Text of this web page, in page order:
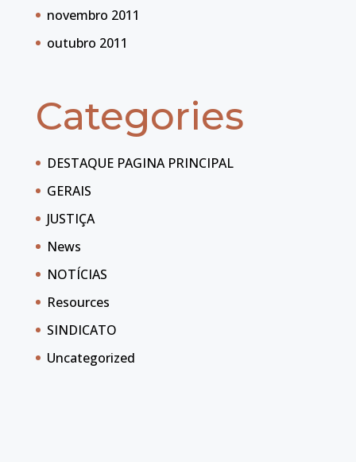
novembro 2011
outubro 2011
Categories
DESTAQUE PAGINA PRINCIPAL
GERAIS
JUSTIÇA
News
NOTÍCIAS
Resources
SINDICATO
Uncategorized